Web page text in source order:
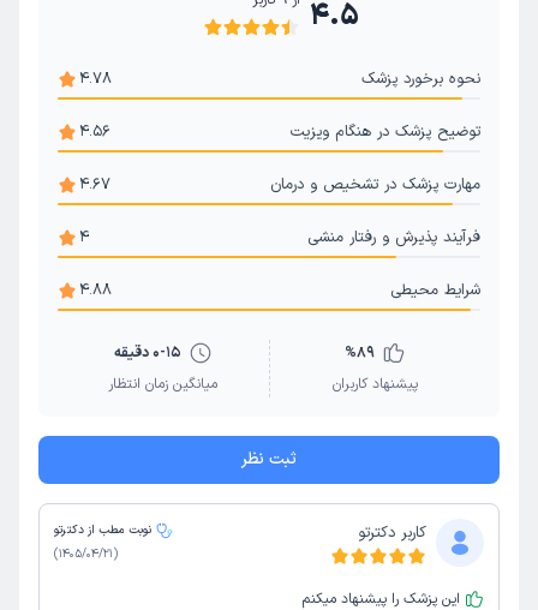
4.5
نحوه برخورد پزشک 4.78
توضیح پزشک در هنگام ویزیت 4.56
مهارت پزشک در تشخیص و درمان 4.67
فرآیند پذیرش و رفتار منشی 4
شرایط محیطی 4.88
%89
پیشنهاد کاربران
0-15 دقیقه
میانگین زمان انتظار
ثبت نظر
کاربر دکترتو
نوبت مطب از دکترتو
(
1405/04/21
)
این پزشک را پیشنهاد میکنم